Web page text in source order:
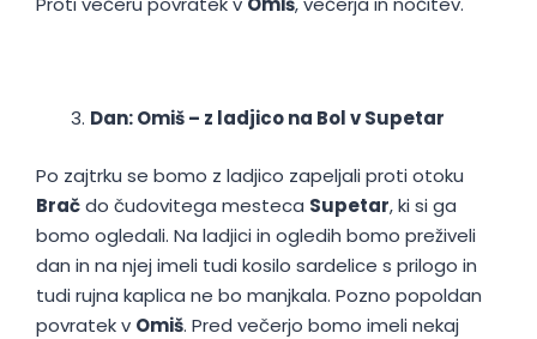
Dan: Omiš – z ladjico na Bol v Supetar
Po zajtrku se bomo z ladjico zapeljali proti otoku
Bračdo čudovitega mesteca Supetar, ki si ga
bomo ogledali. Na ladjici in ogledih bomo preživeli
dan in na njej imeli tudi kosilo sardelice s prilogo in
tudi rujna kaplica ne bo manjkala. Pozno popoldan
povratek v Omiš. Pred večerjo bomo imeli nekaj